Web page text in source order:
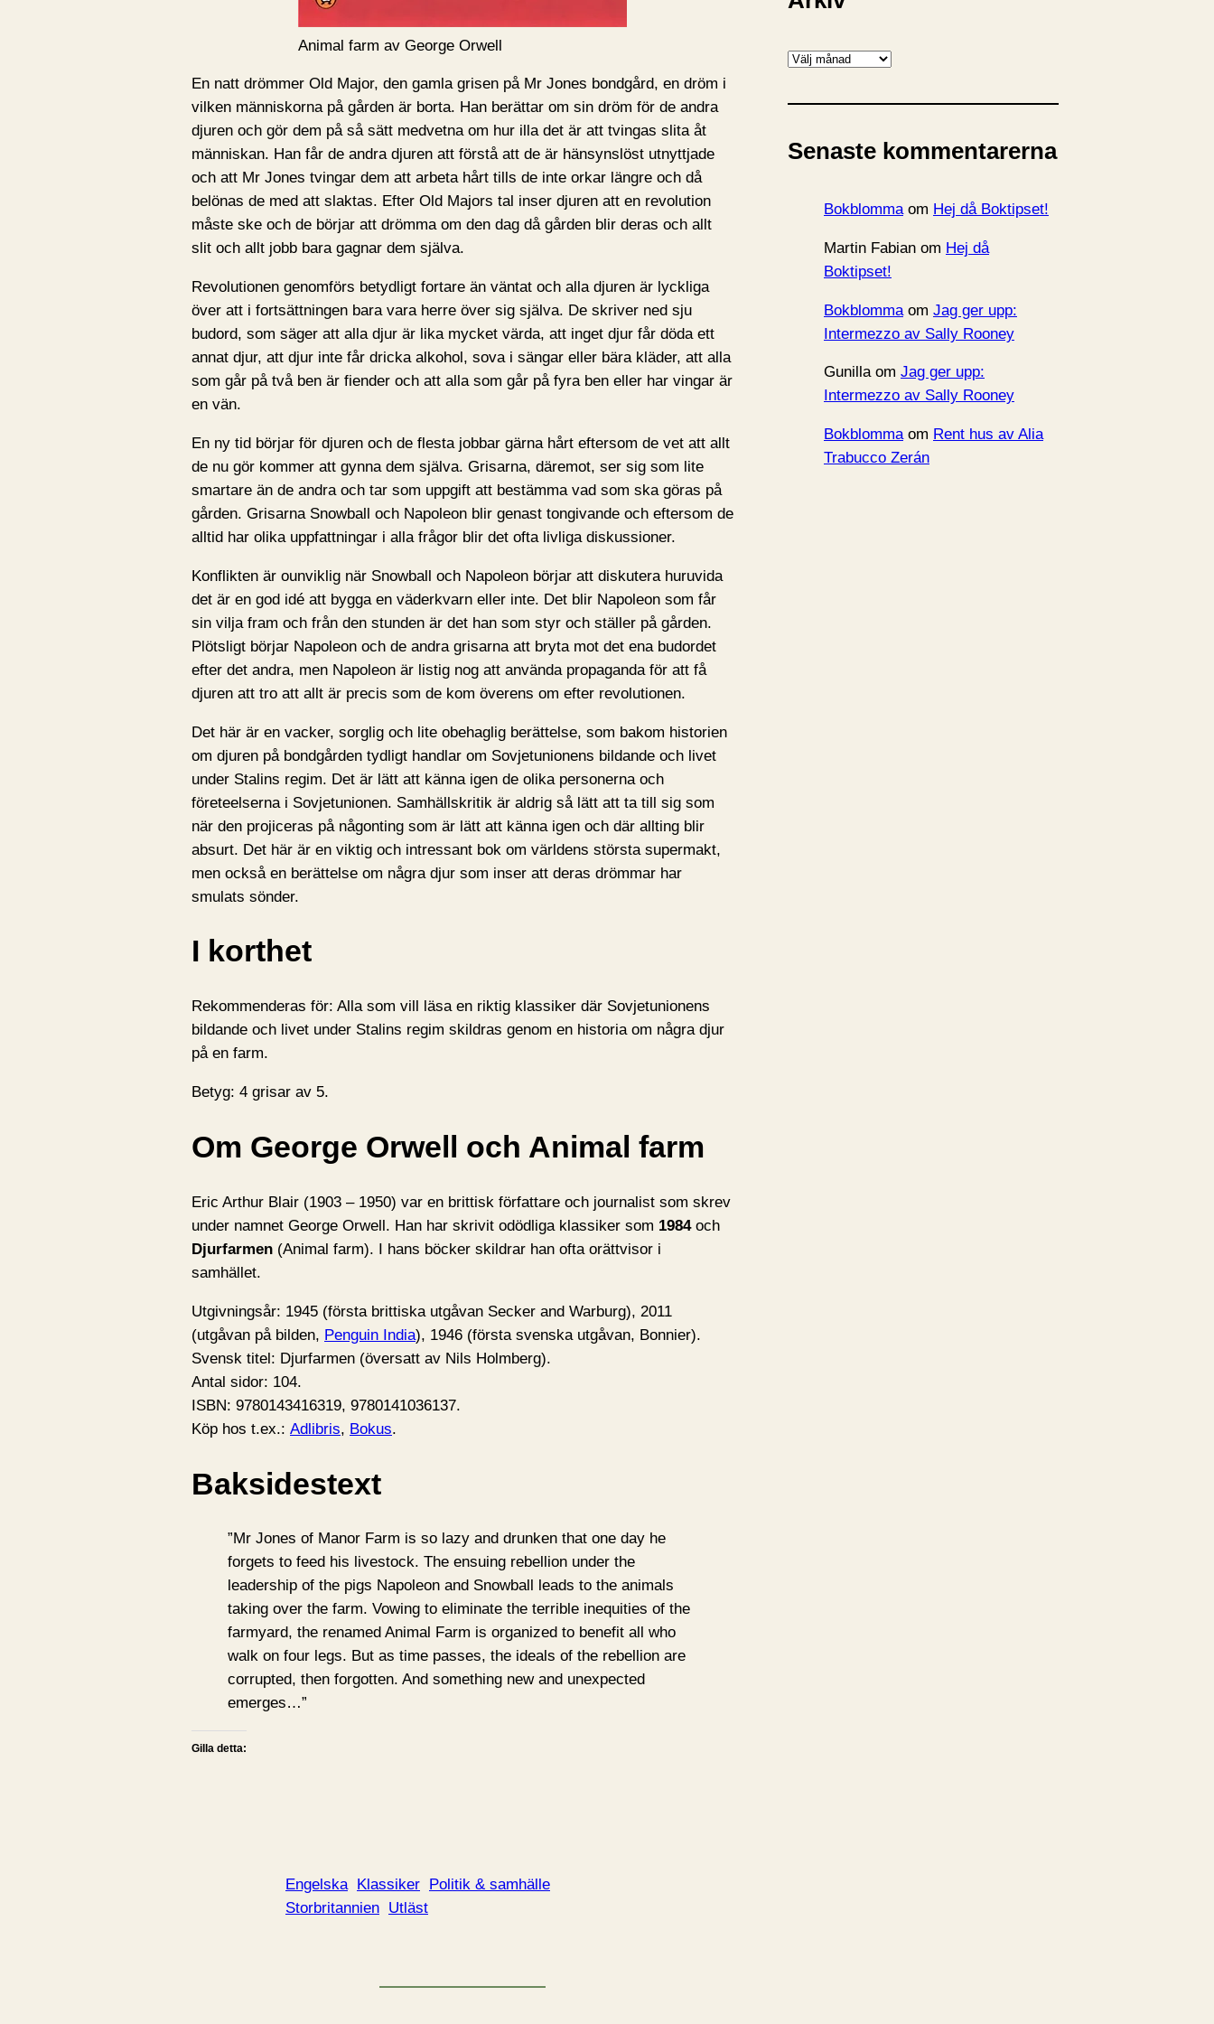
Animal farm av George Orwell
En natt drömmer Old Major, den gamla grisen på Mr Jones bondgård, en dröm i
vilken människorna på gården är borta. Han berättar om sin dröm för de andra
djuren och gör dem på så sätt medvetna om hur illa det är att tvingas slita åt
människan. Han får de andra djuren att förstå att de är hänsynslöst utnyttjade
och att Mr Jones tvingar dem att arbeta hårt tills de inte orkar längre och då
belönas de med att slaktas. Efter Old Majors tal inser djuren att en revolution
måste ske och de börjar att drömma om den dag då gården blir deras och allt
slit och allt jobb bara gagnar dem själva.
Revolutionen genomförs betydligt fortare än väntat och alla djuren är lyckliga
över att i fortsättningen bara vara herre över sig själva. De skriver ned sju
budord, som säger att alla djur är lika mycket värda, att inget djur får döda ett
annat djur, att djur inte får dricka alkohol, sova i sängar eller bära kläder, att alla
som går på två ben är fiender och att alla som går på fyra ben eller har vingar är
en vän.
En ny tid börjar för djuren och de flesta jobbar gärna hårt eftersom de vet att allt
de nu gör kommer att gynna dem själva. Grisarna, däremot, ser sig som lite
smartare än de andra och tar som uppgift att bestämma vad som ska göras på
gården. Grisarna Snowball och Napoleon blir genast tongivande och eftersom de
alltid har olika uppfattningar i alla frågor blir det ofta livliga diskussioner.
Konflikten är ounviklig när Snowball och Napoleon börjar att diskutera huruvida
det är en god idé att bygga en väderkvarn eller inte. Det blir Napoleon som får
sin vilja fram och från den stunden är det han som styr och ställer på gården.
Plötsligt börjar Napoleon och de andra grisarna att bryta mot det ena budordet
efter det andra, men Napoleon är listig nog att använda propaganda för att få
djuren att tro att allt är precis som de kom överens om efter revolutionen.
Det här är en vacker, sorglig och lite obehaglig berättelse, som bakom historien
om djuren på bondgården tydligt handlar om Sovjetunionens bildande och livet
under Stalins regim. Det är lätt att känna igen de olika personerna och
företeelserna i Sovjetunionen. Samhällskritik är aldrig så lätt att ta till sig som
när den projiceras på någonting som är lätt att känna igen och där allting blir
absurt. Det här är en viktig och intressant bok om världens största supermakt,
men också en berättelse om några djur som inser att deras drömmar har
smulats sönder.
I korthet
Rekommenderas för: Alla som vill läsa en riktig klassiker där Sovjetunionens
bildande och livet under Stalins regim skildras genom en historia om några djur
på en farm.
Betyg: 4 grisar av 5.
Om George Orwell och Animal farm
Eric Arthur Blair (1903 – 1950) var en brittisk författare och journalist som skrev
under namnet George Orwell. Han har skrivit odödliga klassiker som 1984och
Djurfarmen (Animal farm). I hans böcker skildrar han ofta orättvisor i
samhället.
Utgivningsår: 1945 (första brittiska utgåvan Secker and Warburg), 2011
(utgåvan på bilden, Penguin India), 1946 (första svenska utgåvan, Bonnier).
Svensk titel: Djurfarmen (översatt av Nils Holmberg).
Antal sidor: 104.
ISBN: 9780143416319, 9780141036137.
Köp hos t.ex.: Adlibris, Bokus.
Baksidestext
”Mr Jones of Manor Farm is so lazy and drunken that one day he
forgets to feed his livestock. The ensuing rebellion under the
leadership of the pigs Napoleon and Snowball leads to the animals
taking over the farm. Vowing to eliminate the terrible inequities of the
farmyard, the renamed Animal Farm is organized to benefit all who
walk on four legs. But as time passes, the ideals of the rebellion are
corrupted, then forgotten. And something new and unexpected
emerges…”
Gilla detta:
Engelska Klassiker
Politik & samhälle
Storbritannien Utläst
A
k
v
Senaste kommentarerna
Bokblommaom Hej då Boktipset!
Martin Fabian om Hej då
Boktipset!
Bokblomma om Jag ger upp:
Intermezzo av Sally Rooney
Gunillaom Jag ger upp:
Intermezzo av Sally Rooney
Bokblommaom Rent hus av Alia
Trabucco Zerán